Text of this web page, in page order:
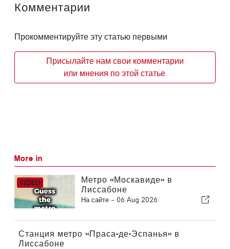
Комментарии
Прокомментируйте эту статью первыми
Присылайте нам свои комментарии
или мнения по этой статье.
More in
Метро «Москавиде» в
Лиссабоне
На сайте - 06 Aug 2026
Станция метро «Праса-де-Эспанья» в
Лиссабоне